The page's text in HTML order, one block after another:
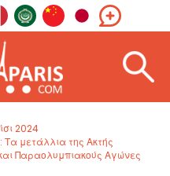
2024
μετάλλια της Ακτής
Παραολυμπιακούς Αγώνες